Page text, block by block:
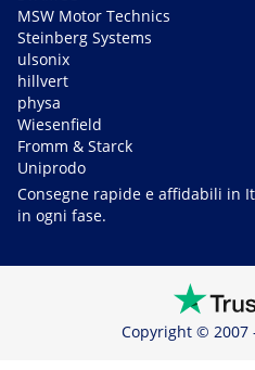
MSW Motor Technics
Steinberg Systems
ulsonix
hillvert
physa
Wiesenfield
Fromm & Starck
Uniprodo
Consegne rapide e affidabili in
in ogni fase.
Copyright © 2007